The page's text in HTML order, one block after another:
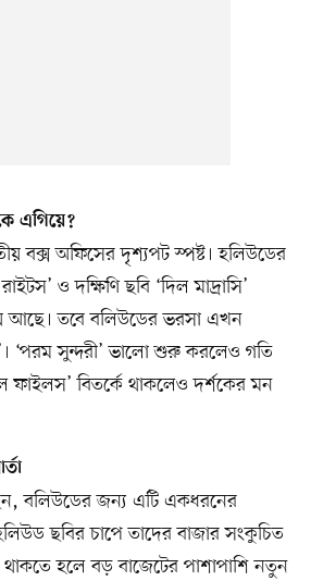
এগিয়ে?
বক্স অফিসের দৃশ্যপট স্পষ্ট। হলিউডের
ও দক্ষিণি ছবি ‘দিল মাদ্রাসি’
আছে। তবে বলিউডের ভরসা এখন
‘পরম সুন্দরী’ ভালো শুরু করলেও গতি
ফাইলস’ বিতর্কে থাকলেও দর্শকের মন
বলিউডের জন্য এটি একধরনের
ছবির চাপে তাদের বাজার সংকুচিত
হলে বড় বাজেটের পাশাপাশি নতুন